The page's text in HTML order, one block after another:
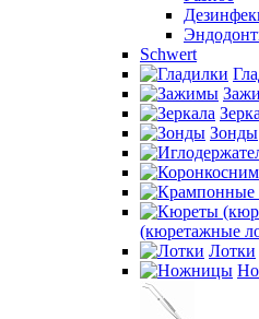
Schwert
Зонды
(кюретажные
Лотки